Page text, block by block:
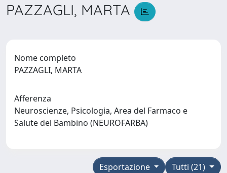
PAZZAGLI, MARTA
Nome completo
PAZZAGLI, MARTA
Afferenza
Neuroscienze, Psicologia, Area del Farmaco e
Salute del Bambino (NEUROFARBA)
Tutti (21)
Esportazione